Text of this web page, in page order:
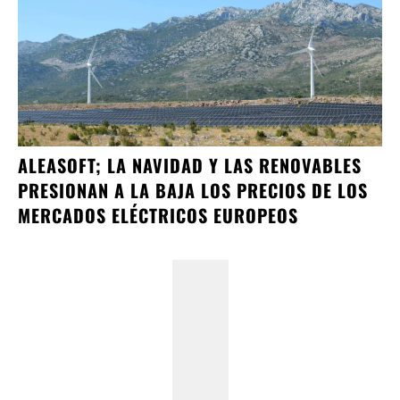
ALEASOFT; LA NAVIDAD Y LAS RENOVABLES
PRESIONAN A LA BAJA LOS PRECIOS DE LOS
MERCADOS ELÉCTRICOS EUROPEOS